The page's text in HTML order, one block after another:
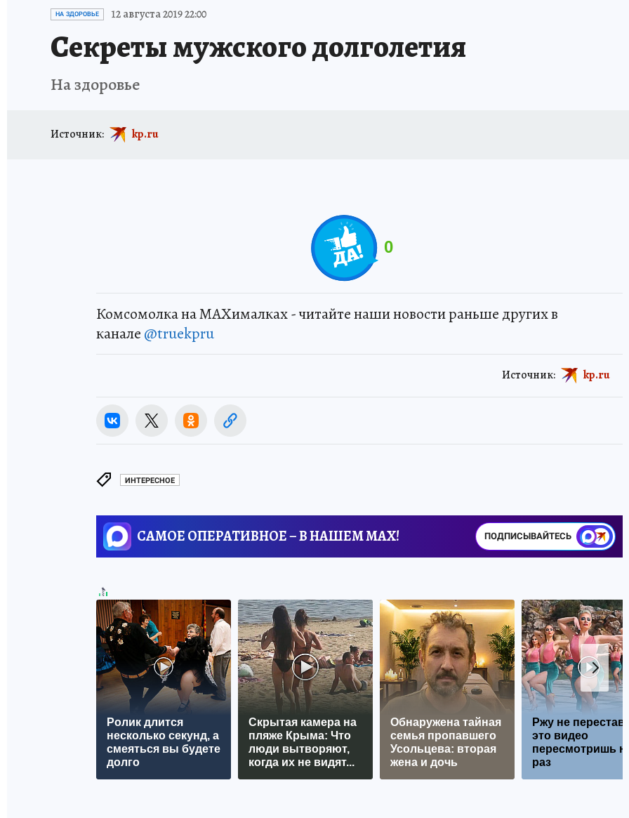
ИСПЫТАНО НА СЕБЕ
НА ЗДОРОВЬЕ 12 августа 2019 22:00
Секреты мужского долголетия
На здоровье
Источник: kp.ru
0
Комсомолка на MAXималках - читайте наши новости раньше других в
канале @truekpru
Источник: kp.ru
ИНТЕРЕСНОЕ
САМОЕ ОПЕРАТИВНОЕ – В НАШЕМ MAX! ПОДПИСЫВАЙТЕСЬ
Ролик длится
несколько секунд, а
смеяться вы будете
долго
Скрытая камера на
пляже Крыма: Что
люди вытворяют,
когда их не видят...
Обнаружена тайная
семья пропавшего
Усольцева: вторая
жена и дочь
Ржу не
это видео
пересмотришь не
раз